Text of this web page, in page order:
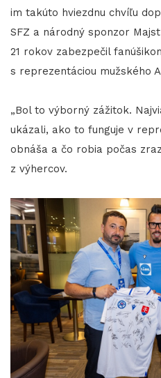
im takúto hviezdnu chvíľu
SFZ a národný sponzor
21 rokov zabezpečil
s reprezentáciou mužského
„Bol to výborný zážitok.
ukázali, ako to funguje v
obnáša a čo robia počas
z výhercov.